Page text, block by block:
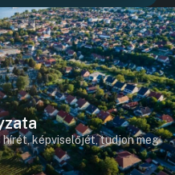
képviselőjét, tudjon meg